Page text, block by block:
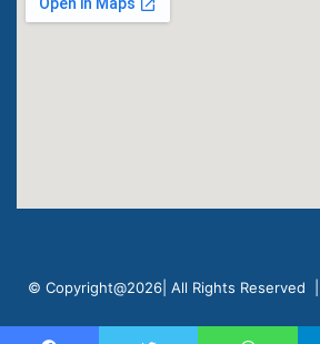
© Copyright@2026| All Rights Reserved |